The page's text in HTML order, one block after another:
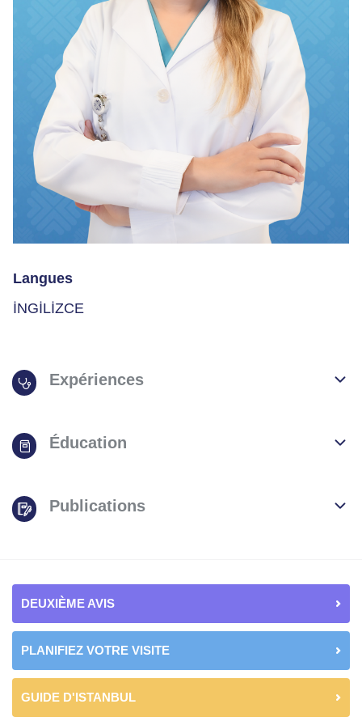
Langues
İNGİLİZCE
Expériences
Éducation
Publications
DEUXIÈME AVIS
PLANIFIEZ VOTRE VISITE
GUIDE D'ISTANBUL